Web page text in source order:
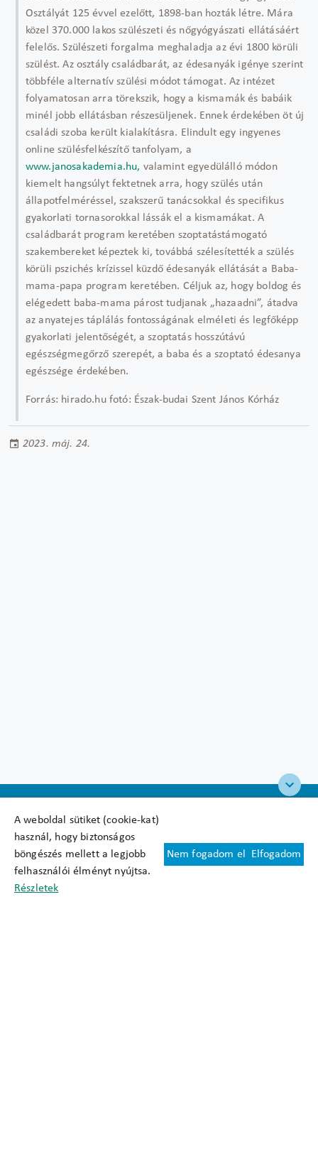
A weboldal sütiket (cookie-kat)
használ, hogy biztonságos
böngészés mellett a legjobb
felhasználói élményt nyújtsa.
Részletek
Nem fogadom el Elfogadom
Osztályát 125 évvel ezelőtt, 1898-ban hozták létre. Mára
közel 370.000 lakos szülészeti és nőgyógyászati ellátásáért
felelős. Szülészeti forgalma meghaladja az évi 1800 körüli
szülést. Az osztály családbarát, az édesanyák igénye szerint
többféle alternatív szülési módot támogat. Az intézet
folyamatosan arra törekszik, hogy a kismamák és babáik
minél jobb ellátásban részesüljenek. Ennek érdekében öt új
családi szoba került kialakításra. Elindult egy ingyenes
online szülésfelkészítő tanfolyam, a
www.janosakademia.hu, valamint egyedülálló módon
kiemelt hangsúlyt fektetnek arra, hogy szülés után
állapotfelméréssel, szakszerű tanácsokkal és specifikus
gyakorlati tornasorokkal lássák el a kismamákat. A
családbarát program keretében szoptatástámogató
szakembereket képeztek ki, továbbá szélesítették a szülés
körüli pszichés krízissel küzdő édesanyák ellátását a Baba-
mama-papa program keretében. Céljuk az, hogy boldog és
elégedett baba-mama párost tudjanak „hazaadni”, átadva
az anyatejes táplálás fontosságának elméleti és legfőképp
gyakorlati jelentőségét, a szoptatás hosszútávú
egészségmegőrző szerepét, a baba és a szoptató édesanya
egészsége érdekében.
Forrás: hirado.hu fotó: Észak-budai Szent János Kórház
2023. máj. 24.
Felhasználási feltételek